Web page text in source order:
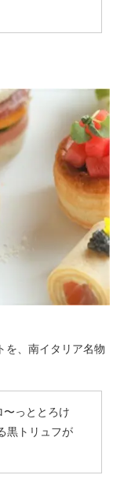
を、南イタリア名物
〜っととろけ
黒トリュフが